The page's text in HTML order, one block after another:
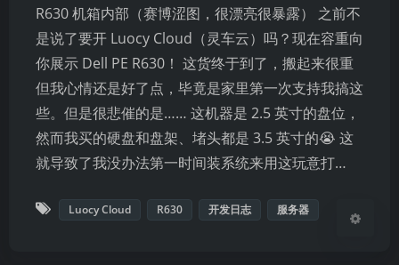
夜间模式
Sans Serif Serif
浅阴影 深阴影
R630 机箱内部（赛博涩图，很漂亮很暴露） 之前不
是说了要开 Luocy Cloud（灵车云）吗？现在容重向
你展示 Dell PE R630！ 这货终于到了，搬起来很重
但我心情还是好了点，毕竟是家里第一次支持我搞这
些。但是很悲催的是…… 这机器是 2.5 英寸的盘位，
然而我买的硬盘和盘架、堵头都是 3.5 英寸的😭 这
就导致了我没办法第一时间装系统来用这玩意打…
Luocy Cloud R630 开发日志 服务器